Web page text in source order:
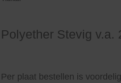
Polyether Stevig v.a.
Per plaat bestellen is